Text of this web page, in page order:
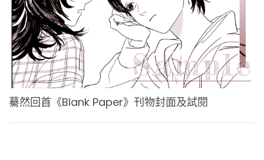
驀然回首《Blank Paper》刊物封面及試閱